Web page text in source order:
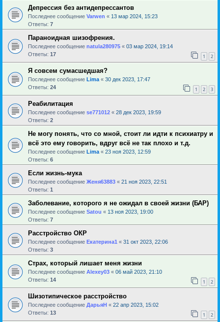
Депрессия без антидепрессантов
Последнее сообщение Varwen « 13 мар 2024, 15:23
Ответы: 7
Параноидная шизофрения.
Последнее сообщение natula280975 « 03 мар 2024, 19:14
Ответы: 17 1 2
Я совсем сумасшедшая?
Последнее сообщение Lima « 30 дек 2023, 17:47
Ответы: 24 1 2 3
Реабилитация
Последнее сообщение se771012 « 28 дек 2023, 19:59
Ответы: 2
Не могу понять, что со мной, стоит ли идти к психиатру и
всё это ему говорить, вдруг всё не так плохо и т.д.
Последнее сообщение Lima « 23 ноя 2023, 12:59
Ответы: 6
Если жизнь-мука
Последнее сообщение Женя63883 « 21 ноя 2023, 22:51
Ответы: 1
Заболевание, которого я не ожидал в своей жизни (БАР)
Последнее сообщение Satou « 13 ноя 2023, 19:00
Ответы: 7
Расстройство ОКР
Последнее сообщение Екатерина1 « 31 окт 2023, 22:06
Ответы: 3
Страх, который лишает меня жизни
Последнее сообщение Alexey03 « 06 май 2023, 21:10
Ответы: 14 1 2
Шизотипическое расстройство
Последнее сообщение ДарьяН « 22 апр 2023, 15:02
Ответы: 13 1 2